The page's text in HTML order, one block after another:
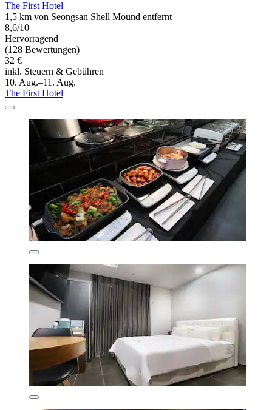
The First Hotel
1,5 km von Seongsan Shell Mound entfernt
8,6/10
Hervorragend
(128 Bewertungen)
32 €
inkl. Steuern & Gebühren
10. Aug.–11. Aug.
The First Hotel